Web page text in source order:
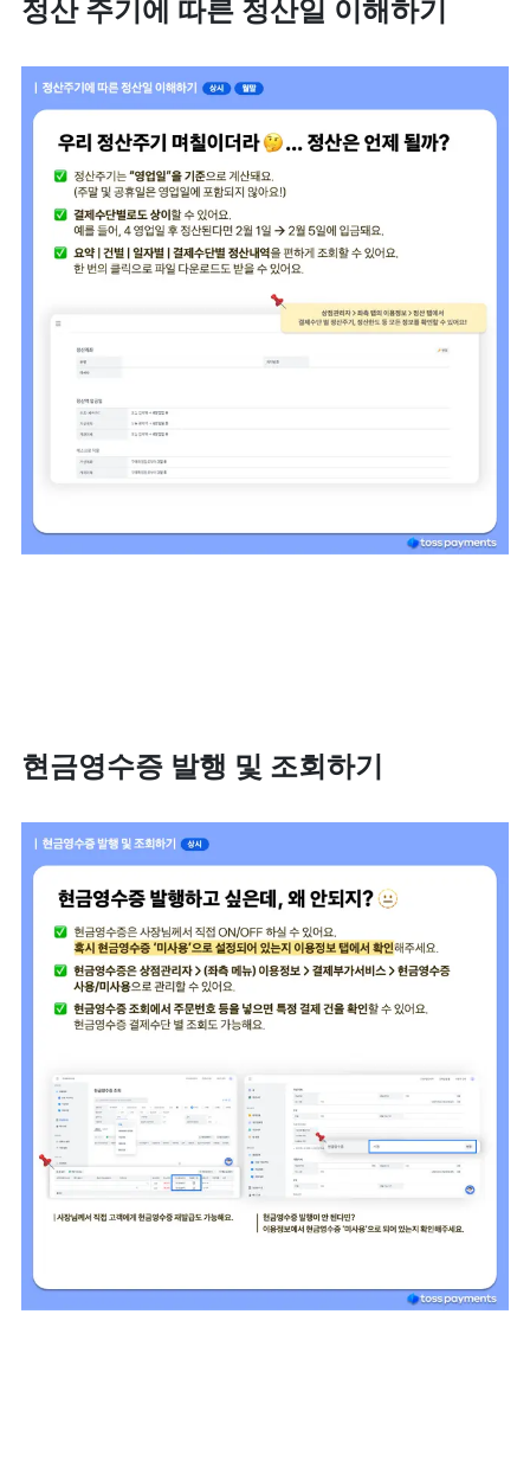
정산 주기에 따른 정산일 이해하기
현금영수증 발행 및 조회하기